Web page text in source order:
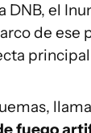
DNB, el
de ese